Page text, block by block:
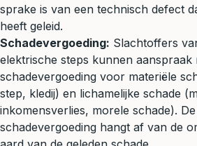
sprake is van een technisch defect
heeft geleid.
Schadevergoeding: Slachtoffers
elektrische steps kunnen aanspraak
schadevergoeding voor materiële
step, kledij) en lichamelijke schade
inkomensverlies, morele schade).
schadevergoeding hangt af van de